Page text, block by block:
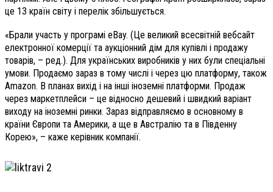
це 13 країн світу і перелік збільшується.
«Брали участь у програмі eBay. (Це великий всесвітній вебсайт
електронної комерції та аукціонний дім для купівлі і продажу
товарів, – ред.). Для українських виробників у них були спеціальні
умови. Продаємо зараз в тому числі і через цю платформу, також
Amazon. В планах вихід і на інші іноземні платформи. Продаж
через маркетплейси – це відносно дешевий і швидкий варіант
виходу на іноземні ринки. Зараз відправляємо в основному в
країни Європи та Америки, а ще в Австралію та в Південну
Корею», – каже керівник компанії.